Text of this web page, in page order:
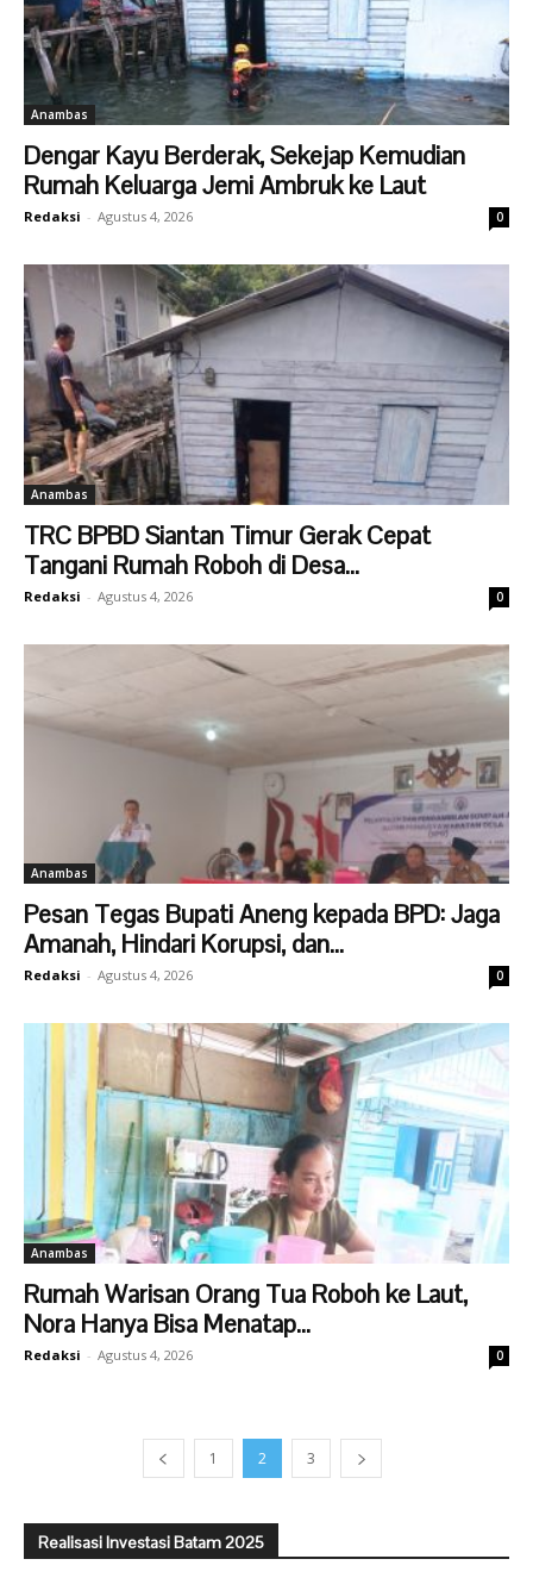
Anambas
Dengar Kayu Berderak, Sekejap Kemudian
Rumah Keluarga Jemi Ambruk ke Laut
Redaksi - Agustus 4, 2026 0
Anambas
TRC BPBD Siantan Timur Gerak Cepat
Tangani Rumah Roboh di Desa...
Redaksi - Agustus 4, 2026 0
Anambas
Pesan Tegas Bupati Aneng kepada BPD: Jaga
Amanah, Hindari Korupsi, dan...
Redaksi - Agustus 4, 2026 0
Anambas
Rumah Warisan Orang Tua Roboh ke Laut,
Nora Hanya Bisa Menatap...
Redaksi - Agustus 4, 2026 0
1 2 3
Realisasi Investasi Batam 2025